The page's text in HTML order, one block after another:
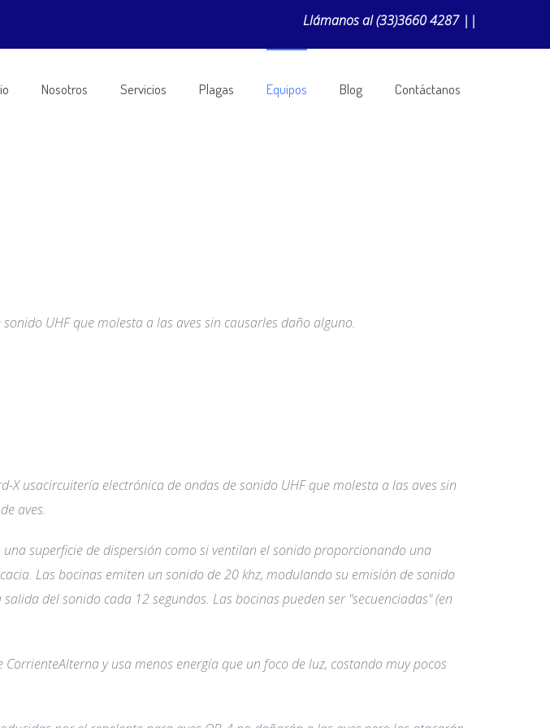
Llámanos al(33)3660 4287||
Nosotros Servicios Plagas Equipos Blog Contáctanos
UHF que molesta a las aves sin causarles daño alguno.
X usacircuitería electrónica de ondas de sonido UHF que molesta a las aves sin
aves.
superficie de dispersión como si ventilan el sonido proporcionando una
Las bocinas emiten un sonido de 20 khz, modulando su emisión de sonido
del sonido cada 12 segundos. Las bocinas pueden ser "secuenciadas" (en
y usa menos energía que un foco de luz, costando muy pocos